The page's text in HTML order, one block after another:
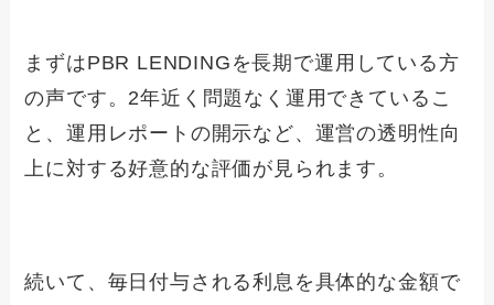
まずはPBR LENDINGを長期で運用している方
の声です。2年近く問題なく運用できているこ
と、運用レポートの開示など、運営の透明性向
上に対する好意的な評価が見られます。
続いて、毎日付与される利息を具体的な金額で